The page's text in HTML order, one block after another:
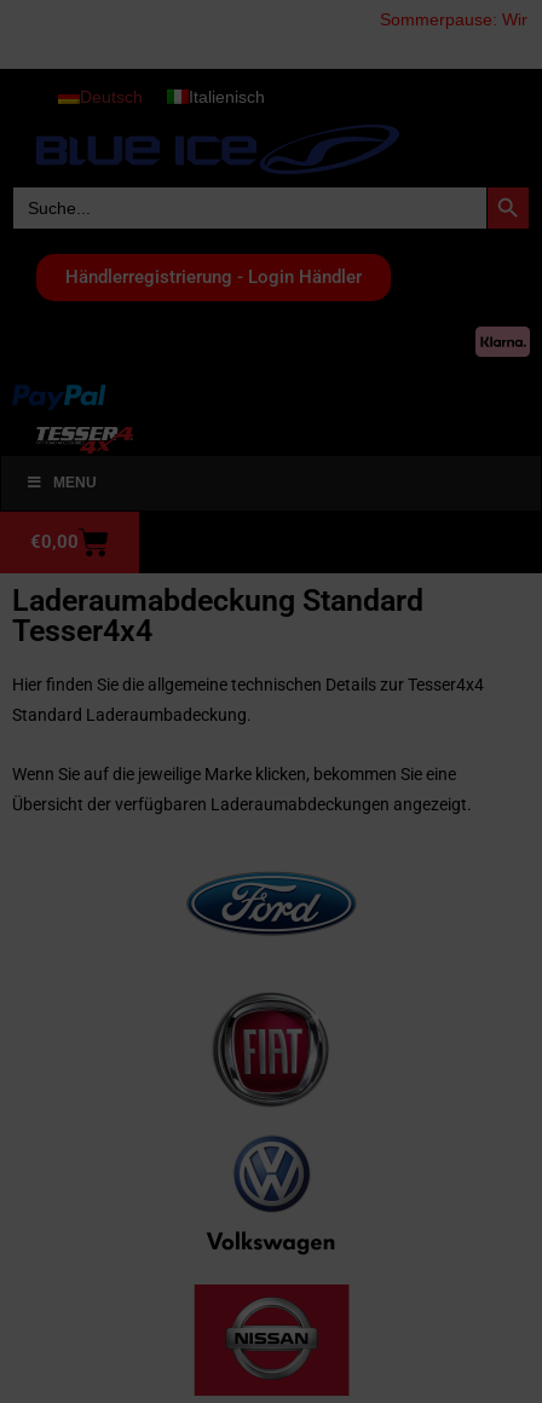
Sommerpause: Wir haben
Deutsch Italienisch
Search
for:
Search Button
Händlerregistrierung - Login Händler
MENU
€0,00
Laderaumabdeckung Standard
Tesser4x4
Hier finden Sie die allgemeine technischen Details zur Tesser4x4
Standard Laderaumbadeckung.
Wenn Sie auf die jeweilige Marke klicken, bekommen Sie eine
Übersicht der verfügbaren Laderaumabdeckungen angezeigt.